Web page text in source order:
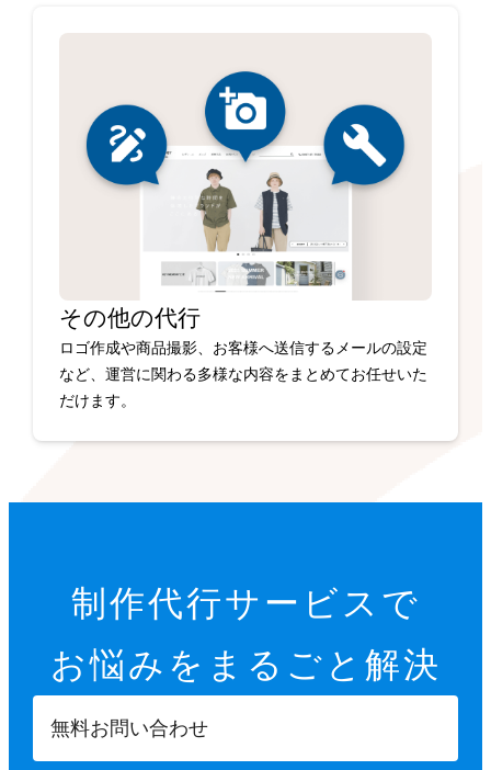
その他の代行
ロゴ作成や商品撮影、お客様へ送信するメールの設定
など、運営に関わる多様な内容をまとめてお任せいた
だけます。
制作代行サービスで
お悩みを まるごと解決
無料お問い合わせ